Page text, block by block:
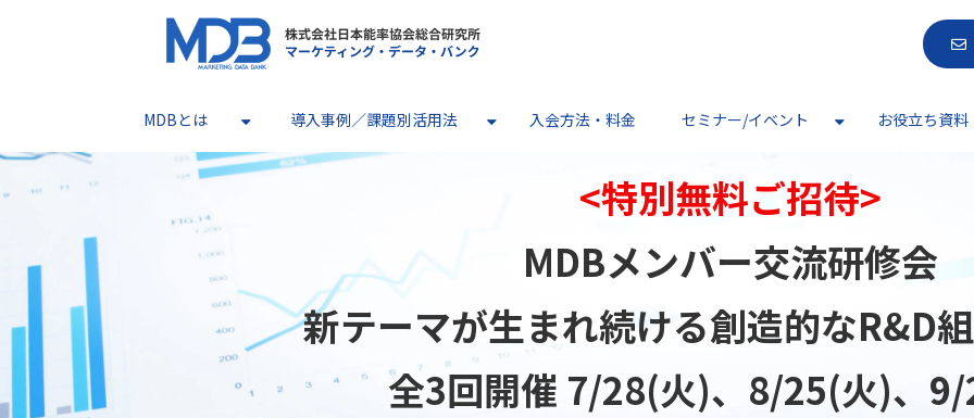
MDBとは 導入事例／課題別活用法 入会方法・料金 セミナー/イベント お役立ち資料
<特別無料ご招待>
MDBメンバー交流研修会
新テーマが生まれ続ける創造的なR&D
全3回開催 7/28(火)、8/25(火)、